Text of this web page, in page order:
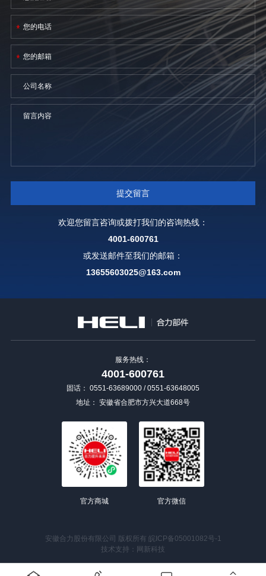
欢迎您留言咨询或拨打我们的咨询热线：
4001-600761
或发送邮件至我们的邮箱：
13655603025@163.com
服务热线：
4001-600761
固话： 0551-63689000 / 0551-63648005
地址： 安徽省合肥市方兴大道668号
官方商城 官方微信
安徽合力股份有限公司 版权所有 皖ICP备05001082号-1
技术支持： 网新科技